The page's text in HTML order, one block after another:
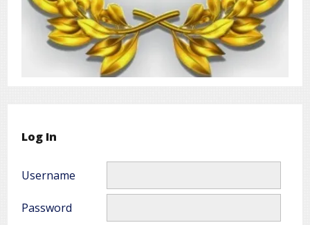
Log In
Username
Password